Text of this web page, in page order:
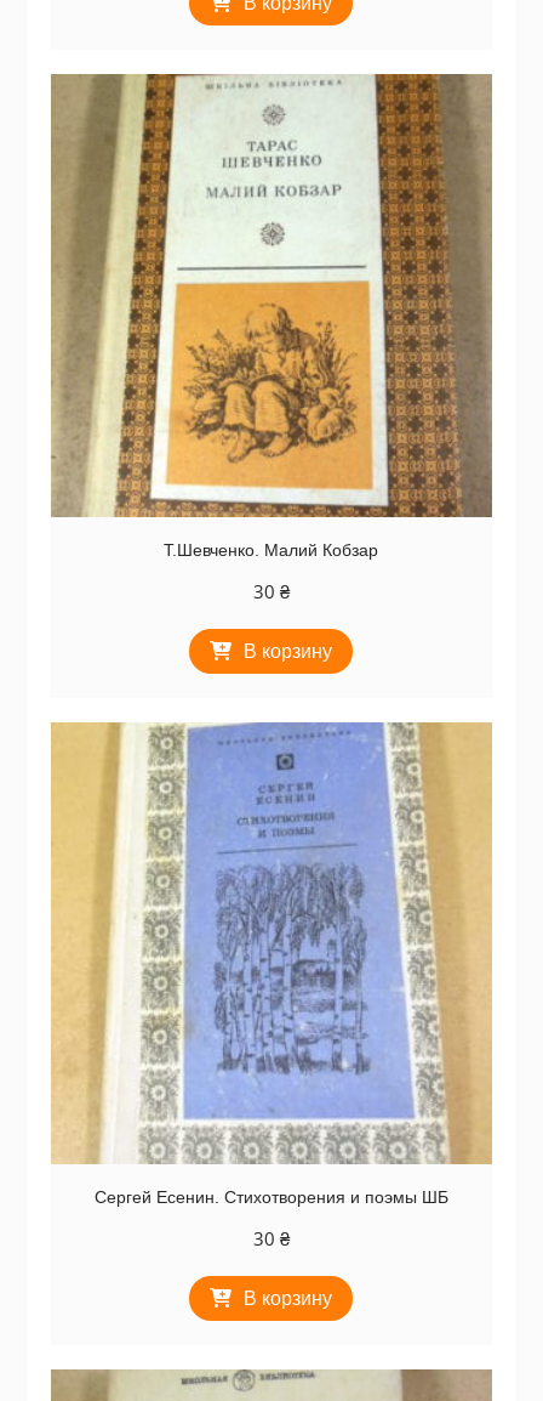
Т.Шевченко. Малий Кобзар
30 ₴
В корзину
Сергей Есенин. Стихотворения и поэмы ШБ
30 ₴
В корзину